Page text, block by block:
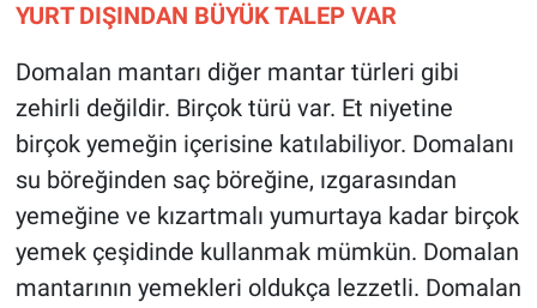
YURT DIŞINDAN BÜYÜK TALEP VAR
Domalan mantarı diğer mantar türleri gibi
zehirli değildir. Birçok türü var. Et niyetine
birçok yemeğin içerisine katılabiliyor. Domalanı
su böreğinden saç böreğine, ızgarasından
yemeğine ve kızartmalı yumurtaya kadar birçok
yemek çeşidinde kullanmak mümkün. Domalan
mantarının yemekleri oldukça lezzetli. Domalan